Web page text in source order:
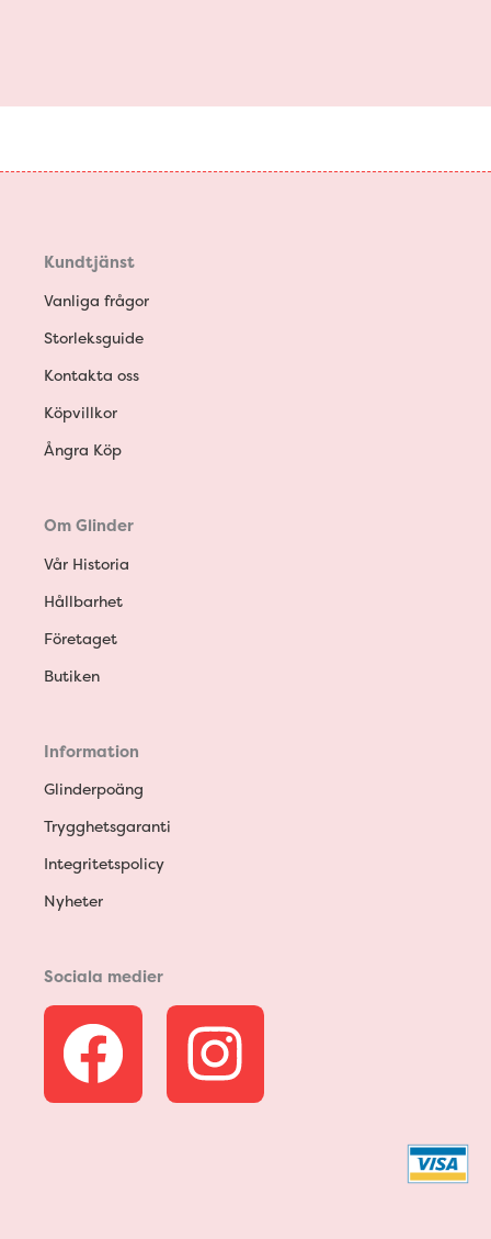
Kundtjänst
Vanliga frågor
Storleksguide
Kontakta oss
Köpvillkor
Ångra Köp
Om Glinder
Vår Historia
Hållbarhet
Företaget
Butiken
Information
Glinderpoäng
Trygghetsgaranti
Integritetspolicy
Nyheter
Sociala medier
F
a
I
n